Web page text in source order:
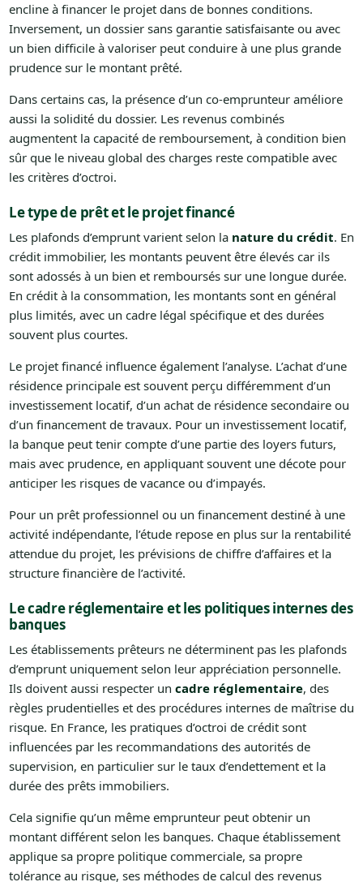
encline à financer le projet dans de bonnes conditions.
Inversement, un dossier sans garantie satisfaisante ou avec
un bien difficile à valoriser peut conduire à une plus grande
prudence sur le montant prêté.
Dans certains cas, la présence d’un co-emprunteur améliore
aussi la solidité du dossier. Les revenus combinés
augmentent la capacité de remboursement, à condition bien
sûr que le niveau global des charges reste compatible avec
les critères d’octroi.
Le type de prêt et le projet financé
Les plafonds d’emprunt varient selon la nature du crédit. En
crédit immobilier, les montants peuvent être élevés car ils
sont adossés à un bien et remboursés sur une longue durée.
En crédit à la consommation, les montants sont en général
plus limités, avec un cadre légal spécifique et des durées
souvent plus courtes.
Le projet financé influence également l’analyse. L’achat d’une
résidence principale est souvent perçu différemment d’un
investissement locatif, d’un achat de résidence secondaire ou
d’un financement de travaux. Pour un investissement locatif,
la banque peut tenir compte d’une partie des loyers futurs,
mais avec prudence, en appliquant souvent une décote pour
anticiper les risques de vacance ou d’impayés.
Pour un prêt professionnel ou un financement destiné à une
activité indépendante, l’étude repose en plus sur la rentabilité
attendue du projet, les prévisions de chiffre d’affaires et la
structure financière de l’activité.
Le cadre réglementaire et les politiques internes des
banques
Les établissements prêteurs ne déterminent pas les plafonds
d’emprunt uniquement selon leur appréciation personnelle.
Ils doivent aussi respecter un cadre réglementaire, des
règles prudentielles et des procédures internes de maîtrise du
risque. En France, les pratiques d’octroi de crédit sont
influencées par les recommandations des autorités de
supervision, en particulier sur le taux d’endettement et la
durée des prêts immobiliers.
Cela signifie qu’un même emprunteur peut obtenir un
montant différent selon les banques. Chaque établissement
applique sa propre politique commerciale, sa propre
tolérance au risque, ses méthodes de calcul des revenus